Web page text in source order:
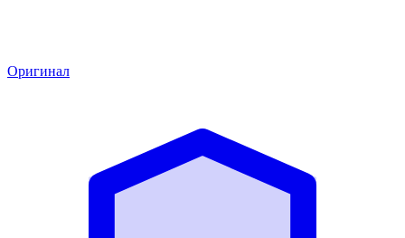
Оригинал